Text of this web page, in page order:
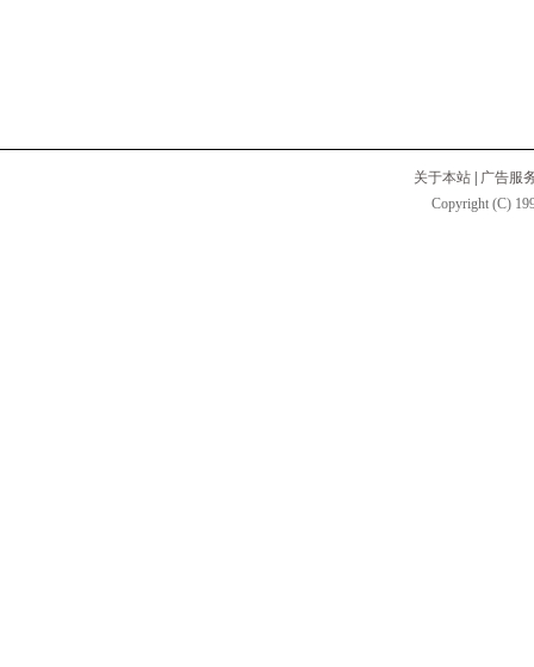
关于本站
广告服
Copyright (C)